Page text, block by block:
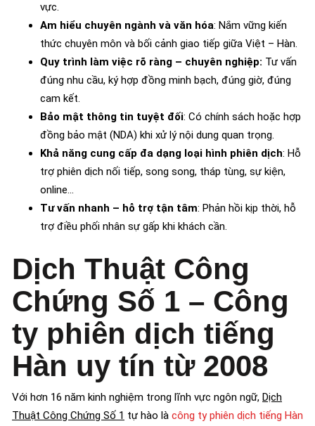
vực.
Am hiểu chuyên ngành và văn hóa: Nắm vững kiến
thức chuyên môn và bối cảnh giao tiếp giữa Việt – Hàn.
Quy trình làm việc rõ ràng – chuyên nghiệp: Tư vấn
đúng nhu cầu, ký hợp đồng minh bạch, đúng giờ, đúng
cam kết.
Bảo mật thông tin tuyệt đối: Có chính sách hoặc hợp
đồng bảo mật (NDA) khi xử lý nội dung quan trọng.
Khả năng cung cấp đa dạng loại hình phiên dịch: Hỗ
trợ phiên dịch nối tiếp, song song, tháp tùng, sự kiện,
online…
Tư vấn nhanh – hỗ trợ tận tâm: Phản hồi kịp thời, hỗ
trợ điều phối nhân sự gấp khi khách cần.
Dịch Thuật Công
Chứng Số 1 – Công
ty phiên dịch tiếng
Hàn uy tín từ 2008
Với hơn 16 năm kinh nghiệm trong lĩnh vực ngôn ngữ, Dịch
Thuật Công Chứng Số 1 tự hào là công ty phiên dịch tiếng Hàn